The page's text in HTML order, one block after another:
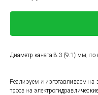
Диаметр каната 8.3 (9.1) мм,
Реализуем и изготавливаем на
троса на